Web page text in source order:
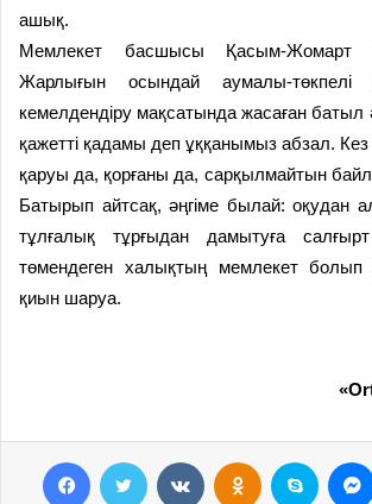
ашық.
Мемлекет басшысы Қасым-­Жомарт
Жарлығын осындай аумалы-төкпелі
кемелдендіру мақсатында жасаған батыл
қажетті қадамы деп ұққанымыз абзал.
қаруы да, қорғаны да, сарқылмайтын
Батырып айтсақ, әңгіме былай: оқудан
тұлғалық тұрғыдан дамытуға
төмендеген халықтың мемлекет
қиын шаруа.